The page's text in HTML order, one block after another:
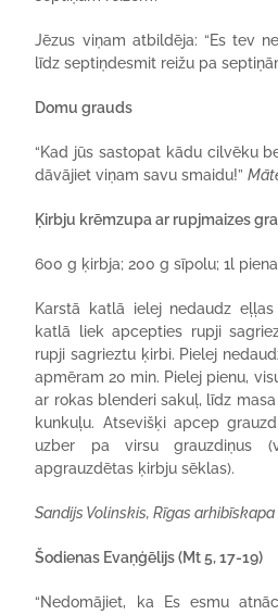
Jēzus viņam atbildēja: “Es tev
līdz septiņdesmit reižu pa
Domu grauds
“Kad jūs sastopat kādu cilvēku
dāvājiet viņam savu smaidu!”
Ķirbju krēmzupa ar rupjmaizes
600 g ķirbja; 200 g sīpolu; 1l
Karstā katlā ielej nedaudz
katlā liek apcepties rupji
rupji sagrieztu ķirbi. Pielej
apmēram 20 min. Pielej pienu,
ar rokas blenderi sakuļ, līdz
kunkuļu. Atsevišķi apcep
uzber pa virsu grauzdiņus
apgrauzdētas ķirbju sēklas).
Sandijs Volinskis, Rīgas
Šodienas Evaņģēlijs (Mt 5, 17-19)
“Nedomājiet, ka Es esmu